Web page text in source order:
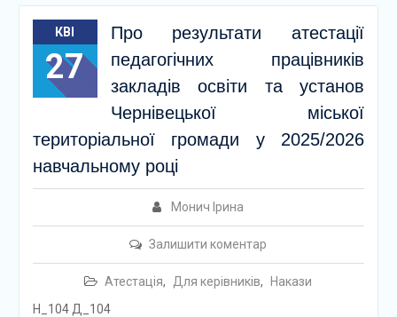
КВІ
27
Про результати атестації
педагогічних працівників
закладів освіти та установ
Чернівецької міської
територіальної громади у 2025/2026
навчальному році
Монич Ірина
Залишити коментар
Атестація, Для керівників,
Накази
Н_104 Д_104